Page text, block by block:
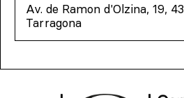
Av. de Ramon d'Olzina, 19,
Tarragona